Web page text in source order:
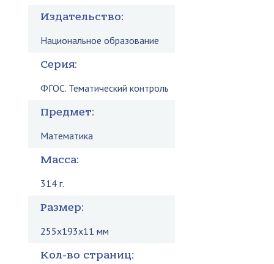
Издательство:
Национальное образование
Серия:
ФГОС. Тематический контроль
Предмет:
Математика
Масса:
314 г.
Размер:
255x193x11 мм
Кол-во страниц: